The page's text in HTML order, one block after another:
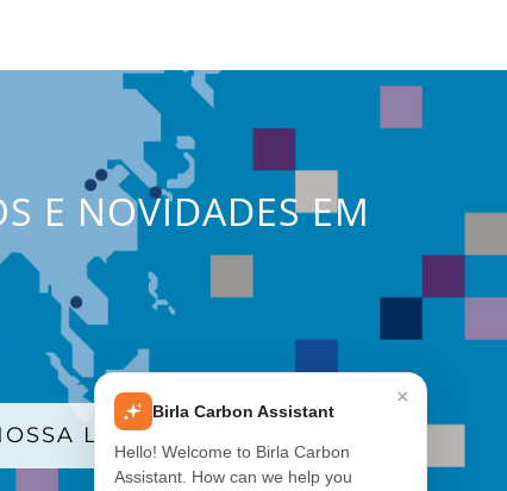
E NOVIDADES EM
LISTA DE E-MAILS
×
Birla Carbon Assistant
Hello! Welcome to Birla Carbon
Assistant. How can we help you